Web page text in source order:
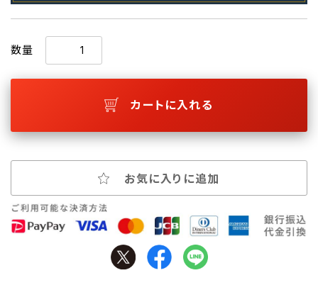
数量
カートに入れる
お気に入りに追加